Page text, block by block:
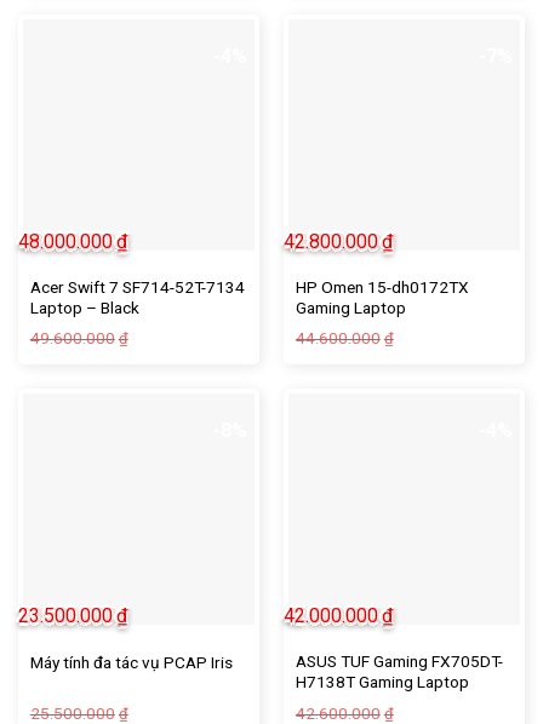
Acer Swift 7 SF714-52T-7134
Laptop – Black
49.600.000 ₫
48.000.000₫
HP Omen 15-dh0172TX
Gaming Laptop
44.600.000 ₫
42.800.000₫
Máy tính đa tác vụ PCAP Iris
25.500.000 ₫
23.500.000₫
ASUS TUF Gaming FX705DT-
H7138T Gaming Laptop
42.600.000 ₫
42.000.000₫